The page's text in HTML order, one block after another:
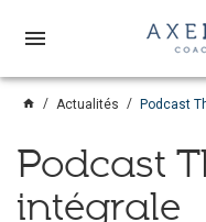
menu
home Actualités Podcast
Podcast
intégrale